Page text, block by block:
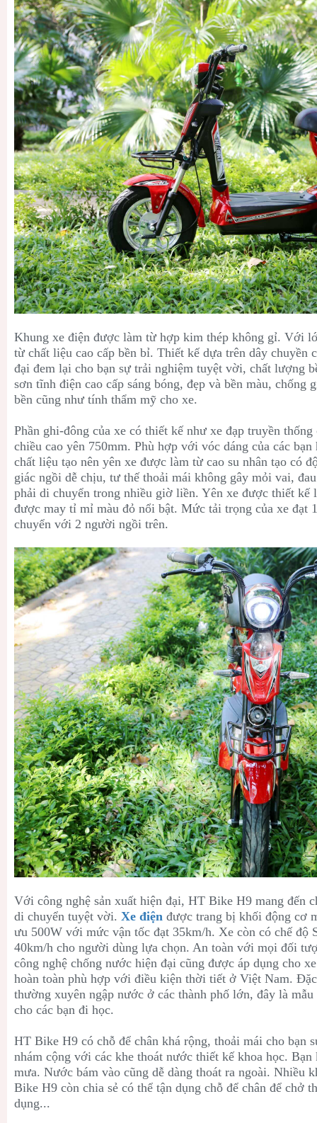
Khung xe điện được làm từ hợp kim thép không gỉ. Với
từ chất liệu cao cấp bền bỉ. Thiết kế dựa trên dây chuyền
đại đem lại cho bạn sự trải nghiệm tuyệt vời, chất lượng
sơn tĩnh điện cao cấp sáng bóng, đẹp và bền màu, chống
bền cũng như tính thẩm mỹ cho xe.
Phần ghi-đông của xe có thiết kế như xe đạp truyền
chiều cao yên 750mm. Phù hợp với vóc dáng của các
chất liệu tạo nên yên xe được làm từ cao su nhân tạo có
giác ngồi dễ chịu, tư thế thoải mái không gây mỏi vai,
phải di chuyển trong nhiều giờ liền. Yên xe được thiết kế
được may tỉ mỉ màu đỏ nổi bật. Mức tải trọng của xe đạt
chuyển với 2 người ngồi trên.
Với công nghệ sản xuất hiện đại, HT Bike H9 mang đến
di chuyển tuyệt vời. Xe điện được trang bị khối động cơ
ưu 500W với mức vận tốc đạt 35km/h. Xe còn có chế độ
40km/h cho người dùng lựa chọn. An toàn với mọi đối
công nghệ chống nước hiện đại cũng được áp dụng cho
hoàn toàn phù hợp với điều kiện thời tiết ở Việt Nam.
thường xuyên ngập nước ở các thành phố lớn, đây là
cho các bạn đi học.
HT Bike H9 có chỗ để chân khá rộng, thoải mái cho bạn
nhám cộng với các khe thoát nước thiết kế khoa học.
mưa. Nước bám vào cũng dễ dàng thoát ra ngoài. Nhiều
Bike H9 còn chia sẻ có thể tận dụng chỗ để chân để chở
dụng...